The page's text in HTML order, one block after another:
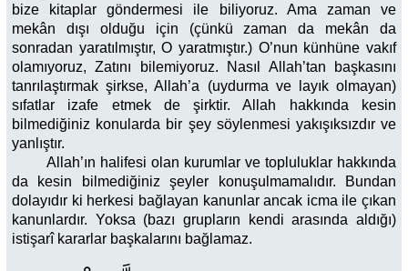
bize kitaplar göndermesi ile biliyoruz. Ama zaman ve
mekân dışı olduğu için (çünkü zaman da mekân da
sonradan yaratılmıştır, O yaratmıştır.) O’nun künhüne vakıf
olamıyoruz, Zatını bilemiyoruz. Nasıl Allah’tan başkasını
tanrılaştırmak şirkse, Allah’a (uydurma ve layık olmayan)
sıfatlar izafe etmek de şirktir. Allah hakkında kesin
bilmediğiniz konularda bir şey söylenmesi yakışıksızdır ve
yanlıştır.
Allah’ın halifesi olan kurumlar ve topluluklar hakkında
da kesin bilmediğiniz şeyler konuşulmamalıdır. Bundan
dolayıdır ki herkesi bağlayan kanunlar ancak icma ile çıkan
kanunlardır. Yoksa (bazı grupların kendi arasında aldığı)
istişarî kararlar başkalarını bağlamaz.